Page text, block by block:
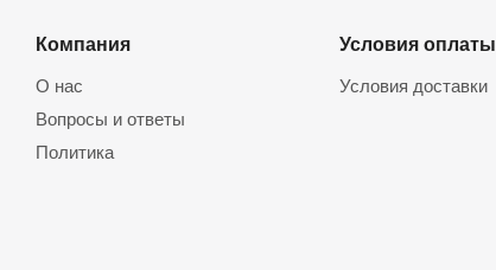
Компания
О нас
Вопросы и ответы
Политика
Условия оплаты
Условия доставки